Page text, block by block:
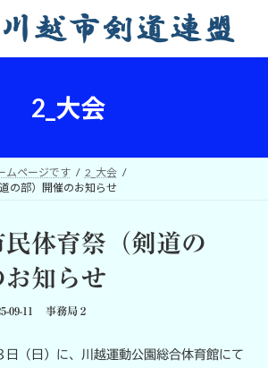
2_大会
ムページです
2_大会
の部）開催のお知らせ
体育祭（剣道の
知らせ
09-11 事務局２
日（日）に、川越運動公園総合体育館にて